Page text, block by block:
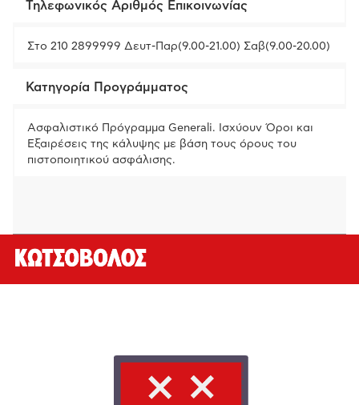
Τηλεφωνικός Αριθμός Επικοινωνίας
Στο 210 2899999 Δευτ-Παρ(9.00-21.00) Σαβ(9.00-20.00)
Κατηγορία Προγράμματος
Ασφαλιστικό Πρόγραμμα Generali. Ισχύουν Όροι και
Εξαιρέσεις της κάλυψης με βάση τους όρους του
πιστοποιητικού ασφάλισης.